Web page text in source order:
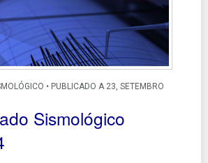
• PUBLICADO A 23, SETEMBRO
Sismológico